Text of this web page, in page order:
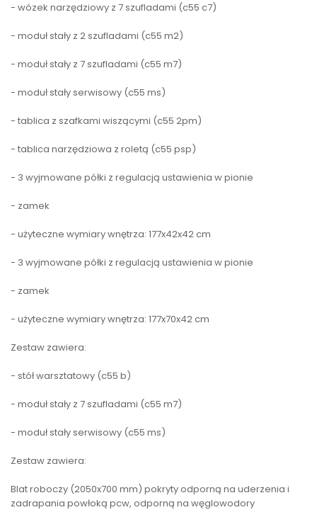
- wózek narzędziowy z 7 szufladami (c55 c7)
- moduł stały z 2 szufladami (c55 m2)
- moduł stały z 7 szufladami (c55 m7)
- moduł stały serwisowy (c55 ms)
- tablica z szafkami wiszącymi (c55 2pm)
- tablica narzędziowa z roletą (c55 psp)
- 3 wyjmowane półki z regulacją ustawienia w pionie
- zamek
- użyteczne wymiary wnętrza: 177x42x42 cm
- 3 wyjmowane półki z regulacją ustawienia w pionie
- zamek
- użyteczne wymiary wnętrza: 177x70x42 cm
Zestaw zawiera:
- stół warsztatowy (c55 b)
- moduł stały z 7 szufladami (c55 m7)
- moduł stały serwisowy (c55 ms)
Zestaw zawiera:
Blat roboczy (2050x700 mm) pokryty odporną na uderzenia i
zadrapania powłoką pcw, odporną na węglowodory